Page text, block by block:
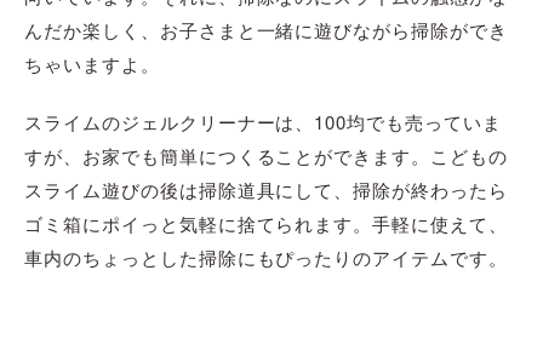
んだか楽しく、お子さまと一緒に遊びながら掃除ができ
ちゃいますよ。
スライムのジェルクリーナーは、100均でも売っていま
すが、お家でも簡単につくることができます。こどもの
スライム遊びの後は掃除道具にして、掃除が終わったら
ゴミ箱にポイっと気軽に捨てられます。手軽に使えて、
車内のちょっとした掃除にもぴったりのアイテムです。